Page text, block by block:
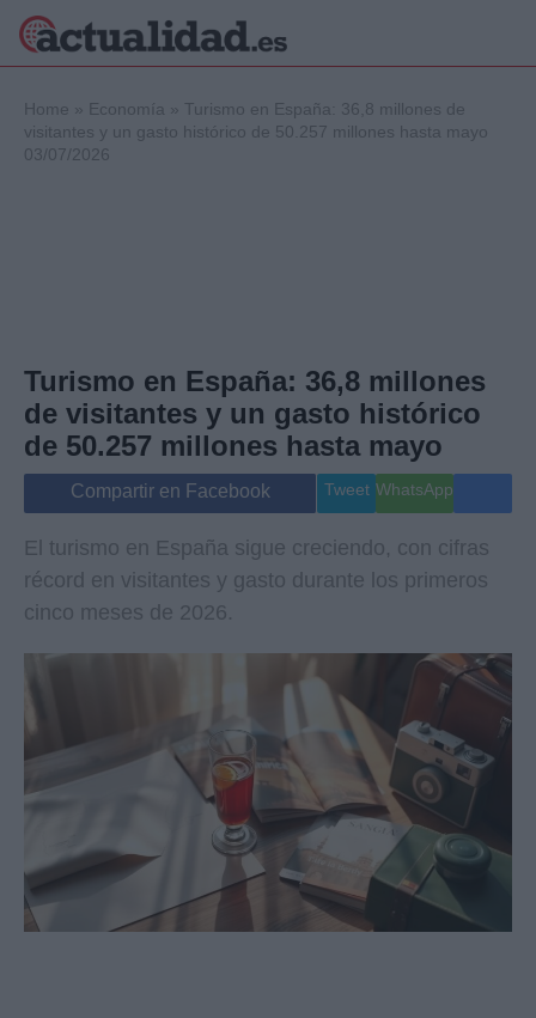
Internacional
Viajes
Gente
Musica
Home » Economía » Turismo en España: 36,8 millones de
visitantes y un gasto histórico de 50.257 millones hasta mayo
03/07/2026
Turismo en España: 36,8 millones
de visitantes y un gasto histórico
de 50.257 millones hasta mayo
Compartir en Facebook Tweet WhatsApp
El turismo en España sigue creciendo, con cifras
récord en visitantes y gasto durante los primeros
cinco meses de 2026.